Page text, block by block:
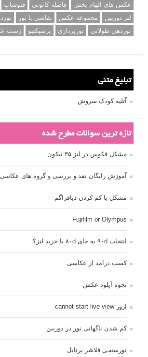
عکس های الهام بخش
فاصله کانونی فتوشاپ
لنز دوربین
مجموعه عکس نقاشی با نور
نوردهی طولانی
نورپردازی پرسپکتیو ژست
تبلیغ متنی
آتلیه کودک سروش
تازه ترین سوالات مطرح شده
مشکل فکوس در لنز ۳۵ نیکون
آموزش رایگان نقد و بررسی و گروه های عکاسی
مشکل با کم کردن دیافراگم
Fujifilm or Olympus
انتخاب ۹۰d به جای ۸۰d یا خرید لنز؟
کسب درامد از عکاسی
نحوه آپلود عکس
ارور cannot start live view
کم شدن ناگهانی نور در دوربین
نورسنجی فلاشر پرتابل